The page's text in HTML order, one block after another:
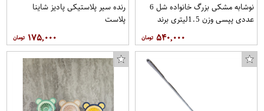
نوشابه مشکی بزرگ خانواده شل 6
عددی پپسی وزن 1.5ليتري برند
۵۴۰,۰۰۰
رنده سیر پلاستیکی پادیز شاینا
پلاست
۱۷۵,۰۰۰